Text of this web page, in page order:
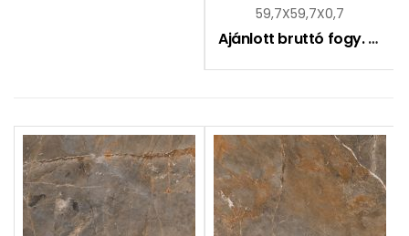
59,7X59,7X0,7
Ajánlott bruttó fogy. ár: